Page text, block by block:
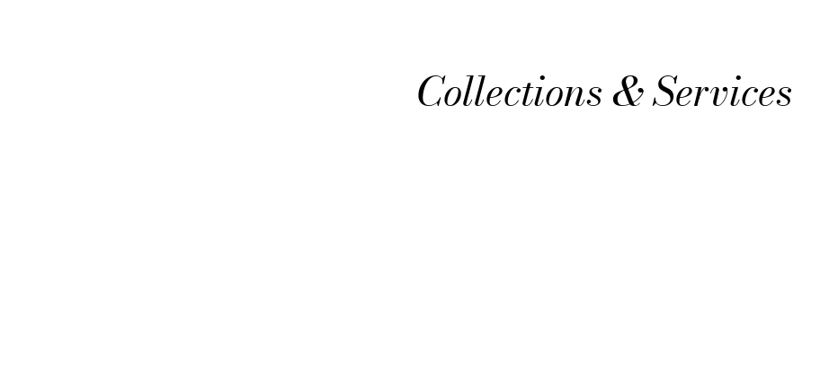
Collections & Services